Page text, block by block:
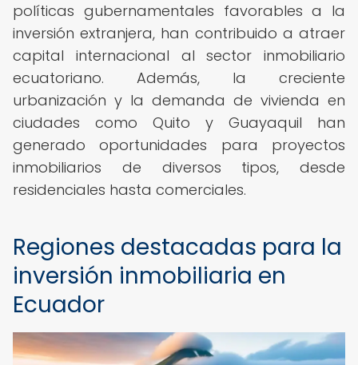
políticas gubernamentales favorables a la
inversión extranjera, han contribuido a atraer
capital internacional al sector inmobiliario
ecuatoriano. Además, la creciente
urbanización y la demanda de vivienda en
ciudades como Quito y Guayaquil han
generado oportunidades para proyectos
inmobiliarios de diversos tipos, desde
residenciales hasta comerciales.
Regiones destacadas para la
inversión inmobiliaria en
Ecuador